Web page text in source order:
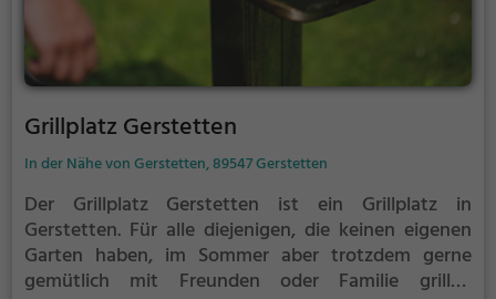
Grillplatz Gerstetten
In der Nähe von Gerstetten, 89547 Gerstetten
Der Grillplatz Gerstetten ist ein Grillplatz in
Gerstetten. Für alle diejenigen, die keinen eigenen
Garten haben, im Sommer aber trotzdem gerne
gemütlich mit Freunden oder Familie grillen